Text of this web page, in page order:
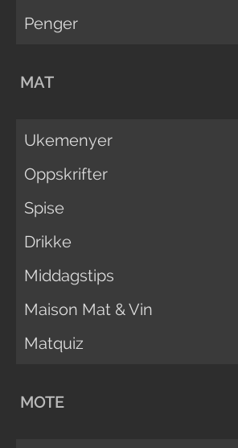
Penger
MAT
Ukemenyer
Oppskrifter
Spise
Drikke
Middagstips
Maison Mat & Vin
Matquiz
MOTE